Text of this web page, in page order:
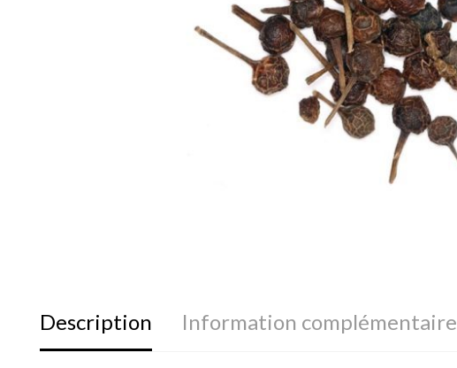
Description Information complémentaire